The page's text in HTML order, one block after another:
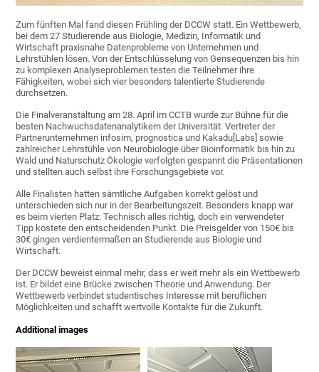
Zum fünften Mal fand diesen Frühling der DCCW statt. Ein Wettbewerb,
bei dem 27 Studierende aus Biologie, Medizin, Informatik und
Wirtschaft praxisnahe Datenprobleme von Unternehmen und
Lehrstühlen lösen. Von der Entschlüsselung von Gensequenzen bis hin
zu komplexen Analyseproblemen testen die Teilnehmer ihre
Fähigkeiten, wobei sich vier besonders talentierte Studierende
durchsetzen.
Die Finalveranstaltung am 28. April im CCTB wurde zur Bühne für die
besten Nachwuchsdatenanalytikern der Universität. Vertreter der
Partnerunternehmen infosim, prognostica und Kakadu[Labs] sowie
zahlreicher Lehrstühle von Neurobiologie über Bioinformatik bis hin zu
Wald und Naturschutz Ökologie verfolgten gespannt die Präsentationen
und stellten auch selbst ihre Forschungsgebiete vor.
Alle Finalisten hatten sämtliche Aufgaben korrekt gelöst und
unterschieden sich nur in der Bearbeitungszeit. Besonders knapp war
es beim vierten Platz: Technisch alles richtig, doch ein verwendeter
Tipp kostete den entscheidenden Punkt. Die Preisgelder von 150€ bis
30€ gingen verdientermaßen an Studierende aus Biologie und
Wirtschaft.
Der DCCW beweist einmal mehr, dass er weit mehr als ein Wettbewerb
ist. Er bildet eine Brücke zwischen Theorie und Anwendung. Der
Wettbewerb verbindet studentisches Interesse mit beruflichen
Möglichkeiten und schafft wertvolle Kontakte für die Zukunft.
Additional images